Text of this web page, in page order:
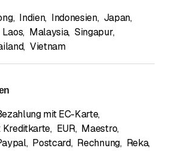
, Indien, Indonesien, Japan,
Laos, Malaysia, Singapur,
, Vietnam
mit EC-Karte,
Kreditkarte, EUR, Maestro,
, Postcard, Rechnung, Reka,